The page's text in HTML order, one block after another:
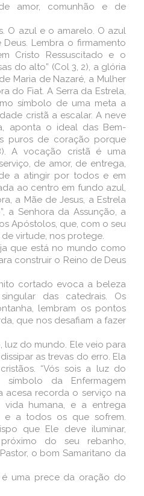
amor, comunhão e de
O azul e o amarelo. O azul
Lembra o firmamento
Cristo Ressuscitado e o
do alto” (Col 3, 2), a glória
Maria de Nazaré, a Mulher
do Fiat. A Serra da Estrela,
símbolo de uma meta a
cristã a escalar. A neve
aponta o ideal das Bem-
puros de coração porque
A vocação cristã é uma
de amor, de entrega,
a atingir por todos e em
ao centro em fundo azul,
a Mãe de Jesus, a Estrela
a Senhora da Assunção, a
Apóstolos, que, com o seu
virtude, nos protege.
que está no mundo como
construir o Reino de Deus
cortado evoca a beleza
das catedrais. Os
lembram os pontos
que nos desafiam a fazer
luz do mundo. Ele veio para
as trevas do erro. Ela
“Vós sois a luz do
da Enfermagem
acesa recorda o serviço na
humana, e a entrega
e a todos os que sofrem.
que Ele deve iluminar,
do seu rebanho,
o bom Samaritano da
é uma prece da oração do